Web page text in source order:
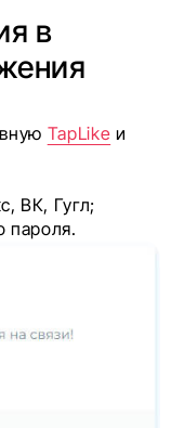
в
TapLike и
ВК, Гугл;
пароля.